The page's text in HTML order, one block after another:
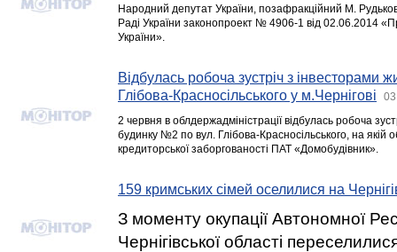
Народний депутат України, позафракційний М.
Раді України законопроект № 4906-1 від 02.06.2014
України».
Відбулась робоча зустріч з інвесторами
Глібова-Красносільського у м.Чернігові
2 червня в облдержадміністрації відбулась робоча
будинку №2 по вул. Глібова-Красносільського, на якій
кредиторської заборгованості ПАТ «Домобудівник».
159 кримських сімей оселилися на
З моменту окупації Автономної
Чернігівської області